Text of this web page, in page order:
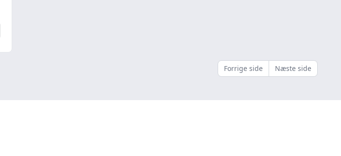
Forrige side Næste side